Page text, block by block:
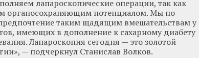
лапароскопические операции, так как
органосохраняющим потенциалом. Мы по
таким щадящим вмешательствам у
имеющих в дополнение к сахарному диабету
Лапароскопия сегодня — это золотой
— подчеркнул Станислав Волков.